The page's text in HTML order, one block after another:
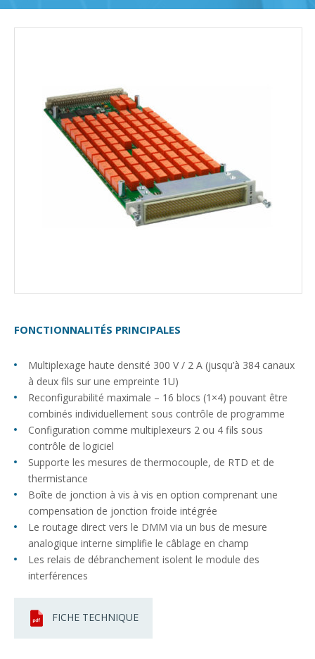
FONCTIONNALITÉS PRINCIPALES
Multiplexage haute densité 300 V / 2 A (jusqu’à 384 canaux
à deux fils sur une empreinte 1U)
Reconfigurabilité maximale – 16 blocs (1×4) pouvant être
combinés individuellement sous contrôle de programme
Configuration comme multiplexeurs 2 ou 4 fils sous
contrôle de logiciel
Supporte les mesures de thermocouple, de RTD et de
thermistance
Boîte de jonction à vis à vis en option comprenant une
compensation de jonction froide intégrée
Le routage direct vers le DMM via un bus de mesure
analogique interne simplifie le câblage en champ
Les relais de débranchement isolent le module des
interférences
FICHE TECHNIQUE